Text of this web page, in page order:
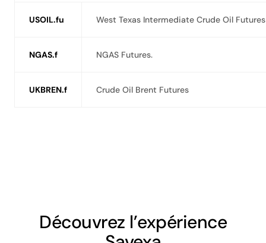
USOIL.fu West Texas Intermediate Crude Oil Futures
NGAS.f NGAS Futures.
UKBREN.f Crude Oil Brent Futures
Découvrez l’expérience